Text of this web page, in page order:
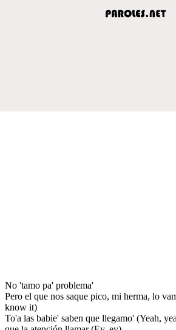
No 'tamo pa' problema'
Pero el que nos saque pico, mi herma, lo
know it)
To'a las babie' saben que llegamo' (Yeah,